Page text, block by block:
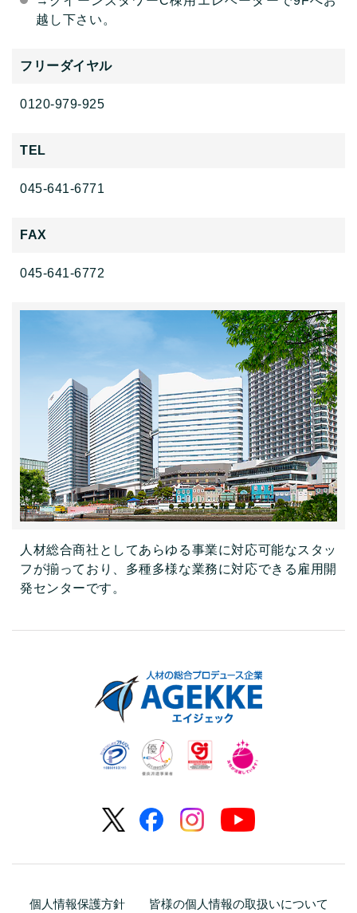
越し下さい。
フリーダイヤル
0120-979-925
TEL
045-641-6771
FAX
045-641-6772
人材総合商社としてあらゆる事業に対応可能なスタッ
フが揃っており、多種多様な業務に対応できる雇用開
発センターです。
個人情報保護方針 皆様の個人情報の取扱いについて